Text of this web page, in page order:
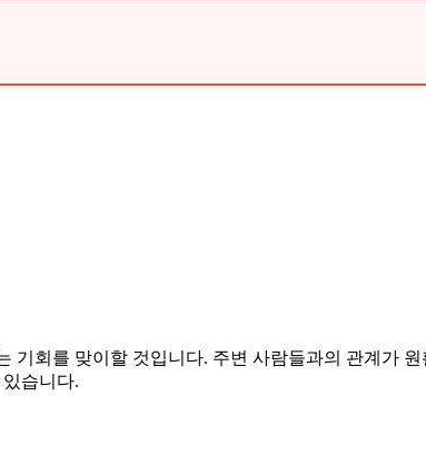
회를 맞이할 것입니다. 주변 사람들과의 관계가
습니다.